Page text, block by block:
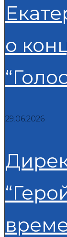
о
29.06.2026